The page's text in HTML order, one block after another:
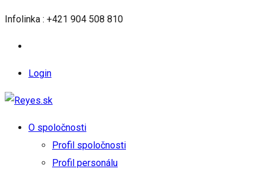
Infolinka : +421 904 508 810
Login
O spoločnosti
Profil spoločnosti
Profil personálu